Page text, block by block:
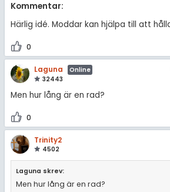
Kommentar:
Härlig idé. Moddar kan hjälpa till att
0
Laguna
Online
32443
Men hur lång är en rad?
0
Trinity2
4502
Laguna skrev:
Men hur lång är en rad?
11